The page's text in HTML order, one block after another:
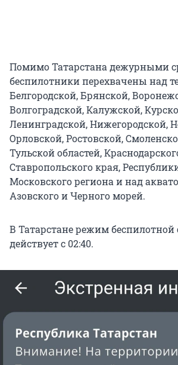
Помимо Татарстана дежурными
беспилотники перехвачены над
Белгородской, Брянской,
Волгоградской, Калужской,
Ленинградской, Нижегородской,
Орловской, Ростовской,
Тульской областей,
Ставропольского края,
Московского региона и над
Азовского и Черного морей.
В Татарстане режим беспилотной
действует с 02:40.